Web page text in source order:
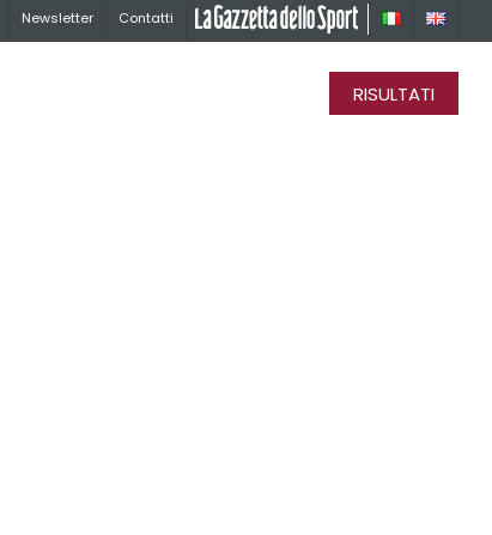
Newsletter Contatti La Gazzetta dello Sport
RISULTATI